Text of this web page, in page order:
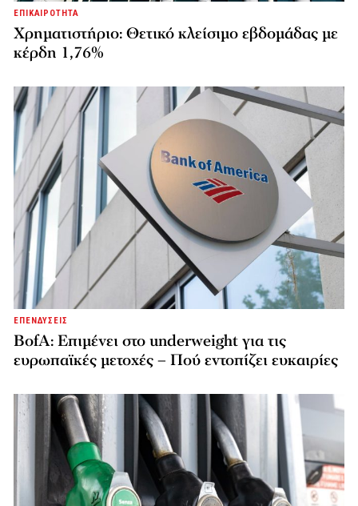
ΕΠΙΚΑΙΡΟΤΗΤΑ
Χρηματιστήριο: Θετικό κλείσιμο εβδομάδας με
κέρδη 1,76%
ΕΠΕΝΔΥΣΕΙΣ
BofA: Επιμένει στο underweight για τις
ευρωπαϊκές μετοχές – Πού εντοπίζει ευκαιρίες